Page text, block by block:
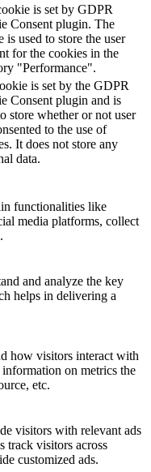
is set by GDPR
Consent plugin. The
is used to store the user
for the cookies in the
"Performance".
is set by the GDPR
Consent plugin and is
store whether or not user
to the use of
It does not store any
data.
functionalities like
media platforms, collect
and analyze the key
helps in delivering a
how visitors interact with
on metrics the
etc.
visitors with relevant ads
track visitors across
customized ads.